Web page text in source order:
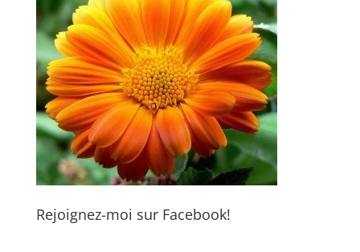
Rejoignez-moi sur Facebook!